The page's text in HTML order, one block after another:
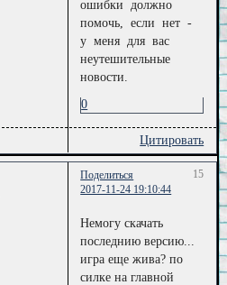
ошибки должно
помочь, если нет -
у меня для вас
неутешительные
новости.
0
Цитировать
Поделиться
15
2017-11-24 19:10:44
Немогу скачать
последнию версию...
игра еще жива? по
силке на главной